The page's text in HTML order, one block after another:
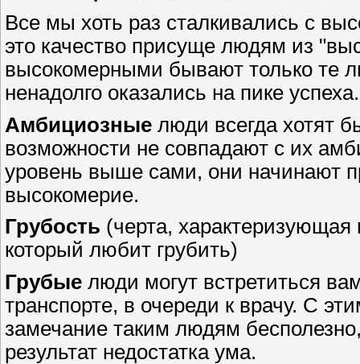
Все мы хоть раз сталкивались с
это качество присуще людям из
высокомерными бывают только те
ненадолго оказались на пике успеха.
Амбициозные люди всегда хотят
возможности не совпадают с их
уровень выше сами, они начинают
высокомерие.
Грубость (черта, характеризующая
который любит грубить)
Грубые люди могут встретиться
транспорте, в очереди к врачу. С
замечание таким людям
результат недостатка ума.